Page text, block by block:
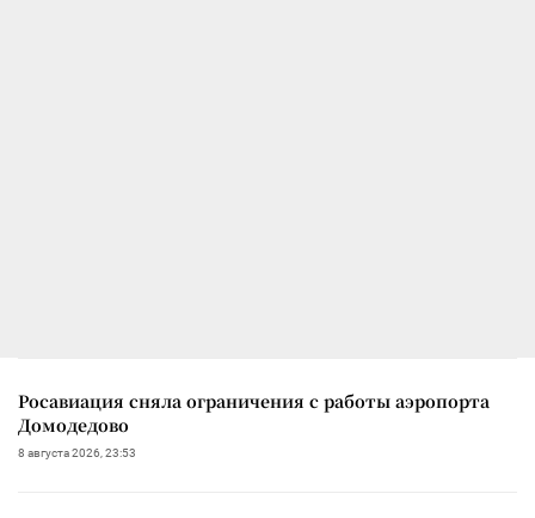
Росавиация сняла ограничения с работы аэропорта
Домодедово
8 августа 2026, 23:53